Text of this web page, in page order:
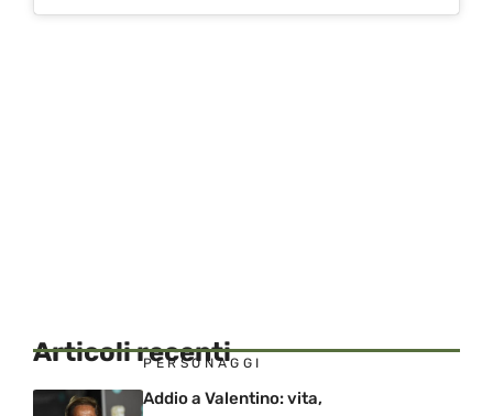
Articoli recenti
PERSONAGGI
Addio a Valentino: vita,